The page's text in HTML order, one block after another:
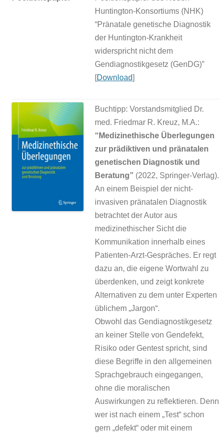
Huntington-Konsortiums (NHK)
“Pränatale genetische Diagnostik
der Huntington-Krankheit
widerspricht nicht dem
Gendiagnostikgesetz (GenDG)”
Download
Buchtipp: Vorstandsmitglied Dr.
med. Friedmar R. Kreuz, M.A.:
“Medizinethische Überlegungen
zur prädiktiven und pränatalen
genetischen Diagnostik und
Beratung” (2022, Springer-Verlag).
An einem Beispiel der nicht-
invasiven pränatalen Diagnostik
betrachtet der Autor aus
medizinethischer Sicht die
Kommunikation innerhalb eines
Patienten-Arzt-Gespräches. Er regt
dazu an, die eigene Wortwahl zu
überdenken, und zeigt konkrete
Alternativen zu dem unter Experten
üblichem „Jargon“.
Obwohl das Gendiagnostikgesetz
an keiner Stelle von Gendefekt,
Risiko oder Gentest spricht, sind
diese Begriffe in den allgemeinen
Sprachgebrauch eingegangen,
ohne die moralischen
Auswirkungen zu reflektieren. Denn
wer ist nach einem „Test“ schon
gern „defekt“ oder mit einem